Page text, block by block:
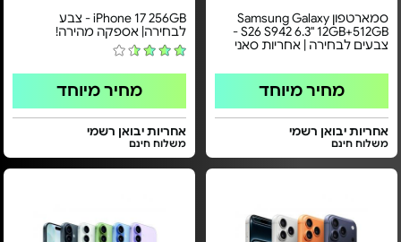
סמארטפון Samsung Galaxy
S26 S942 6.3" 12GB+512GB -
צבעים לבחירה | אחריות סאני
מחיר מיוחד
אחריות יבואן רשמי
משלוח חינם
iPhone 17 256GB - צבע
לבחירה| אספקה מהירה!
מחיר מיוחד
אחריות יבואן רשמי
משלוח חינם